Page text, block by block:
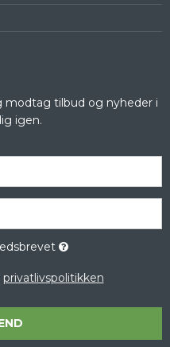
modtag tilbud og nyheder i
igen.
privatlivspolitikken